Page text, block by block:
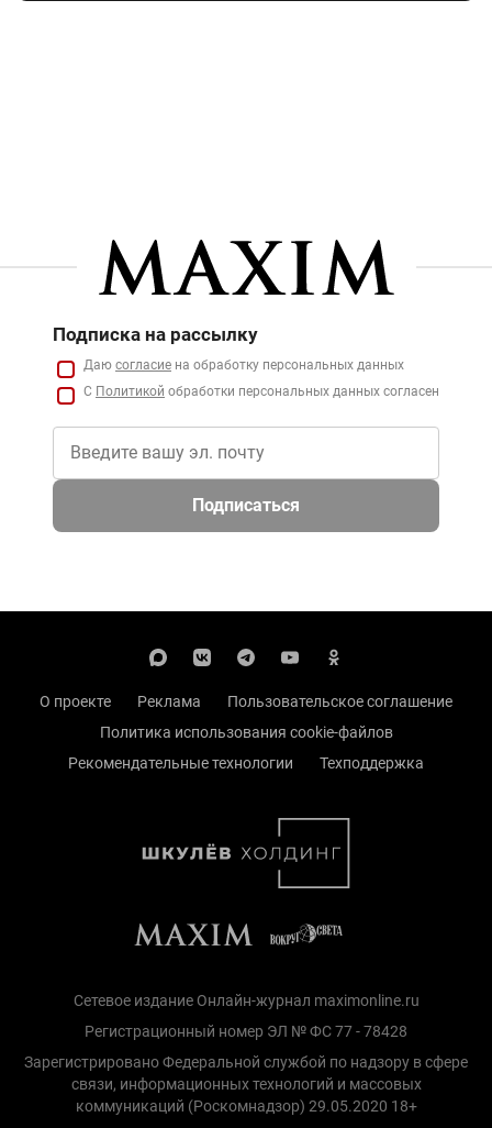
Подписка на рассылку
Даю согласие на обработку персональных данных
С Политикой обработки персональных данных согласен
Подписаться
О проекте Реклама
Пользовательское соглашение
Политика использования cookie-файлов
Рекомендательные технологии
Техподдержка
Сетевое издание Онлайн-журнал maximonline.ru
Регистрационный номер ЭЛ № ФС 77 - 78428
Зарегистрировано Федеральной службой по надзору в сфере
связи, информационных технологий и массовых
коммуникаций (Роскомнадзор) 29.05.2020 18+